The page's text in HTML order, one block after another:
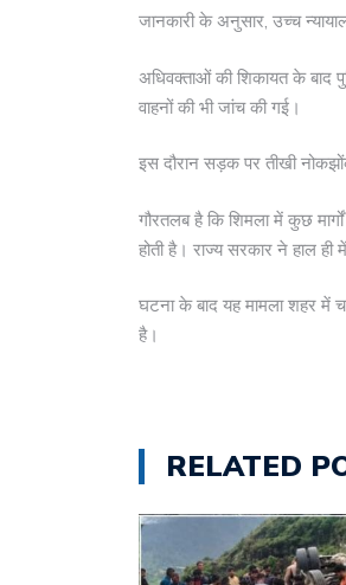
जानकारी के अनुसार, उच्च
अधिवक्ताओं की शिकायत के बाद
वाहनों की भी जांच की गई।
इस दौरान सड़क पर तीखी
गौरतलब है कि शिमला में कुछ
होती है। राज्य सरकार ने हाल ही
घटना के बाद यह मामला शहर में
है।
RELATED